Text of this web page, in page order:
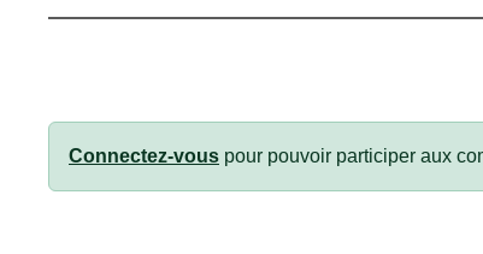
Connectez-vous pour pouvoir participer aux